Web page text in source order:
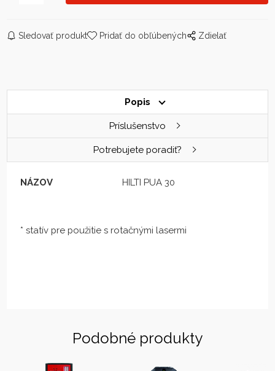
Sledovať produkt Pridať do obľúbených Zdielať
Popis
Príslušenstvo
Potrebujete poradiť?
NÁZOV HILTI PUA 30
* statív pre použitie s rotačnými lasermi
Podobné produkty